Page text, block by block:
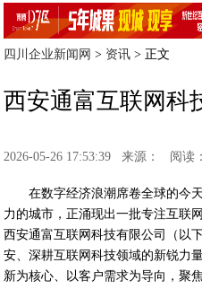
四川企业新闻网 > 资讯 > 正文
西安通富互联网科
2026-05-26 17:53:39 来源： 阅读
在数字经济浪潮席卷全球的今
力的城市，正涌现出一批专注互联
西安通富互联网科技有限公司（以
安、深耕互联网科技领域的新锐力
新为核心、以客户需求为导向，聚